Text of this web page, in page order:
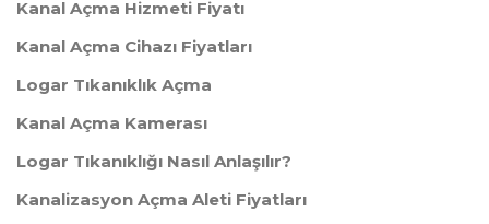
Kanal Açma Hizmeti Fiyatı
Kanal Açma Cihazı Fiyatları
Logar Tıkanıklık Açma
Kanal Açma Kamerası
Logar Tıkanıklığı Nasıl Anlaşılır?
Kanalizasyon Açma Aleti Fiyatları